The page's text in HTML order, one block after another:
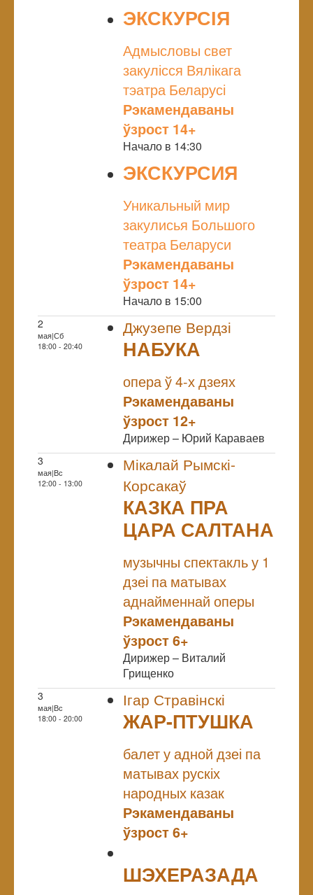
ЭКСКУРСІЯ
Адмысловы свет
закулісся Вялікага
тэатра Беларусі
Рэкамендаваны
ўзрост 14+
Начало в 14:30
ЭКСКУРСИЯ
Уникальный мир
закулисья Большого
театра Беларуси
Рэкамендаваны
ўзрост 14+
Начало в 15:00
2
мая|Сб
18:00 - 20:40
Джузепе Вердзі
НАБУКА
опера ў 4-х дзеях
Рэкамендаваны
ўзрост 12+
Дирижер – Юрий Караваев
3
мая|Вс
12:00 - 13:00
Мікалай Рымскі-
Корсакаў
КАЗКА ПРА
ЦАРА САЛТАНА
музычны спектакль у 1
дзеі па матывах
аднайменнай оперы
Рэкамендаваны
ўзрост 6+
Дирижер – Виталий
Грищенко
3
мая|Вс
18:00 - 20:00
Ігар Стравінскі
ЖАР-ПТУШКА
балет у адной дзеі па
матывах рускіх
народных казак
Рэкамендаваны
ўзрост 6+
ШЭХЕРАЗАДА